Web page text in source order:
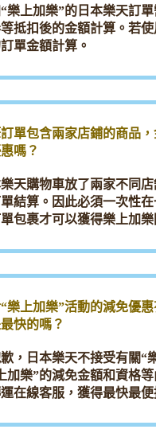
樂上加樂”的日本樂天訂
抵扣後的金額計算。若
單金額計算。
單包含兩家店鋪的商品
嗎？
樂天購物車放了兩家不同
結算。因此必須一次性
包裹才可以獲得樂上加
樂上加樂”活動的減免優
快的嗎？
，日本樂天不接受有關“
加樂”的減免金額和資格
在線客服，獲得最快最